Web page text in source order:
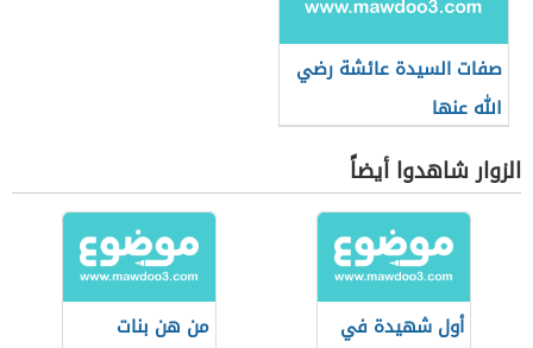
صفات السيدة عائشة رضي
الله عنها
الزوار شاهدوا أيضاً
أول شهيدة في
من هن بنات